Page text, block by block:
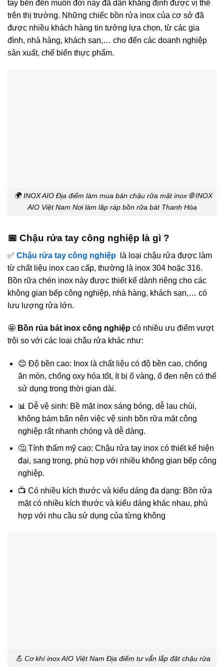
tay bền đến muôn đời này đã dần khẳng định được vị thế
trên thị trường. Những chiếc bồn rửa inox của cơ sở đã
được nhiều khách hàng tin tưởng lựa chọn, từ các gia
đình, nhà hàng, khách sạn,… cho đến các doanh nghiệp
sản xuất, chế biến thực phẩm.
🌍 INOX AIO Đị̣a điểm làm mua bán chậu rữa mặt inox 🌐 INOX
AIO Việt Nam Nơi làm lăp ráp bồn rữa bát Thanh Hóa
📅 Chậu rửa tay công nghiệp là gì ?
✅ Chậu rửa tay công nghiệp là loại chậu rửa được làm
từ chất liệu inox cao cấp, thường là inox 304 hoặc 316.
Bồn rữa chén inox này được thiết kế dành riêng cho các
không gian bếp công nghiệp, nhà hàng, khách sạn,… có
lưu lượng rửa lớn.
🤩 Bồn rủa bát inox công nghiệp có nhiều ưu điểm vượt
trội so với các loại chậu rửa khác như:
😊 Độ bền cao: Inox là chất liệu có độ bền cao, chống
ăn mòn, chống oxy hóa tốt, ít bị ố vàng, ố đen nên có thể
sử dụng trong thời gian dài.
📊 Dễ vệ sinh: Bề mặt inox sáng bóng, dễ lau chùi,
không bám bẩn nên việc vệ sinh bồn rữa mặt công
nghiệp rất nhanh chóng và dễ dàng.
🤔 Tính thẩm mỹ cao: Chậu rửa tay inox có thiết kế hiện
đại, sang trọng, phù hợp với nhiều không gian bếp công
nghiệp.
📺 Có nhiều kích thước và kiểu dáng đa dạng: Bồn rửa
mặt có nhiều kích thước và kiểu dáng khác nhau, phù
hợp với nhu cầu sử dụng của từng không
💪 Cơ khí inox AIO Việt Nam Đị̣a điểm tư vấ́n lắp đặt chậu rửa